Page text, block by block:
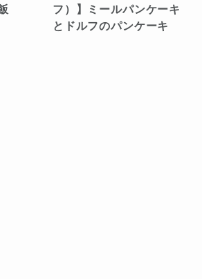
フ）】ミールパンケーキ
とドルフのパンケーキ